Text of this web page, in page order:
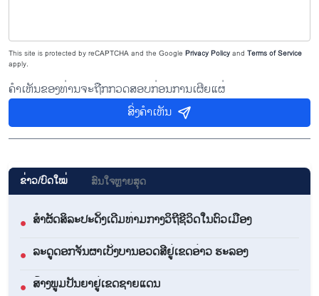
This site is protected by reCAPTCHA and the Google Privacy Policyand Terms of Service
apply.
ຄຳເຫັນຂອງທ່ານຈະຖືກກວດສອບກ່ອນການເຜີຍແຜ່
ສົ່ງຄຳເຫັນ
ຂ່າວ/ບົດ​ໃໝ່ ສົນ​ໃຈ​ຫຼາຍ​ສຸດ
● ສຳຜັດສິລະປະດັ້ງເດີມທ່າມກາງວິຖີຊີວິດໃນຕົວເມືອງ
● ລະດູດອກຈັນຜາເບັ່ງບານອວດສີຢູ່ເຂດອ່າວ ຮະລອງ
● ສ້າງພູມປັນຍາຢູ່ເຂດຊາຍແດນ